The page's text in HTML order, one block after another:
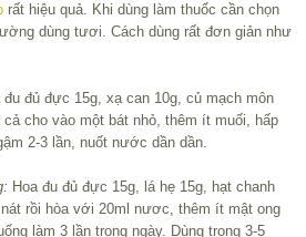
rất hiệu quả. Khi dùng làm thuốc cần chọn
dùng tươi. Cách dùng rất đơn giản như
đu đủ đực 15g, xạ can 10g, củ mạch môn
cả cho vào một bát nhỏ, thêm ít muối, hấp
2-3 lần, nuốt nước dần dần.
Hoa đu đủ đực 15g, lá hẹ 15g, hạt chanh
rồi hòa với 20ml nươc, thêm ít mật ong
làm 3 lần trong ngày. Dùng trong 3-5